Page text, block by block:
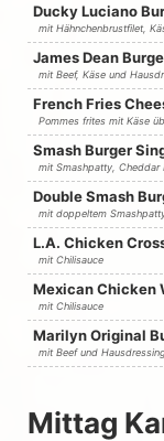
Ducky Luciano
mit Hähnchenbrustfilet,
James Dean
mit Beef, Käse und
French Fries
Pommes frites mit Käse
Smash Burger
mit Smashpatty, Cheddar
Double Smash
mit doppeltem
L.A. Chicken
mit Chilisauce
Mexican Chicken
mit Chilisauce
Marilyn Original
mit Beef und
Mittag